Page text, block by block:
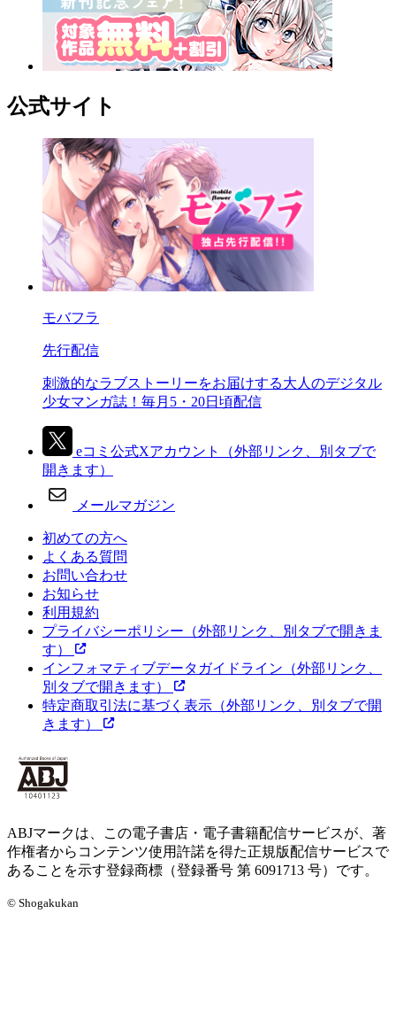
公式サイト
モバフラ
先行配信
刺激的なラブストーリーをお届けする大人のデジタル
少女マンガ誌！毎月5・20日頃配信
eコミ公式Xアカウント
（外部リンク、別タブで
開きます）
メールマガジン
初めての方へ
よくある質問
お問い合わせ
お知らせ
利用規約
プライバシーポリシー （外部リンク、別タブで開きま
す）
インフォマティブデータガイドライン （外部リンク、
別タブで開きます）
特定商取引法に基づく表示 （外部リンク、別タブで開
きます）
ABJマークは、この電子書店・電子書籍配信サービスが、著
作権者からコンテンツ使用許諾を得た正規版配信サービスで
あることを示す登録商標（登録番号 第 6091713 号）です。
© Shogakukan